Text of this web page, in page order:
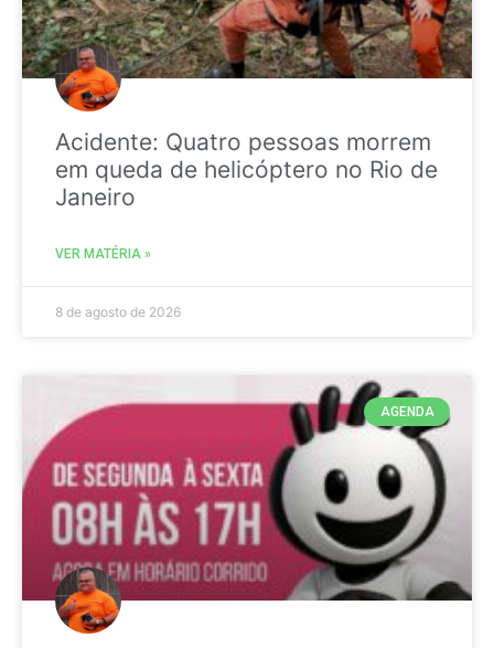
Acidente: Quatro pessoas morrem
em queda de helicóptero no Rio de
Janeiro
VER MATÉRIA »
8 de agosto de 2026
AGENDA